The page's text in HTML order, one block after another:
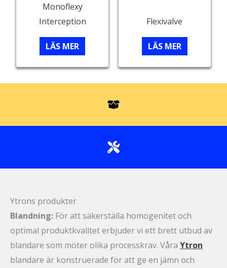
Monoflexy
Interception
LÄS MER
Flexivalve
LÄS MER
Ytrons produkter
Blandning: För att säkerställa homogenitet och
optimal produktkvalitet erbjuder vi ett brett utbud av
blandare som möter olika processkrav. Våra Ytron
blandare är konstruerade för att ge en jämn och